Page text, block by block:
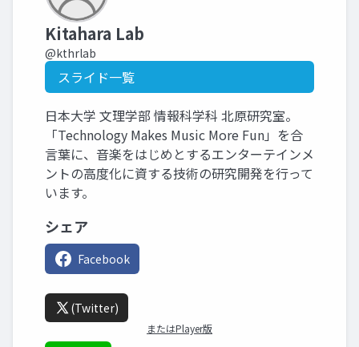
Kitahara Lab
@kthrlab
スライド一覧
日本大学 文理学部 情報科学科 北原研究室。
「Technology Makes Music More Fun」を合
言葉に、音楽をはじめとするエンターテインメ
ントの高度化に資する技術の研究開発を行って
います。
シェア
Facebook
(Twitter)
またはPlayer版